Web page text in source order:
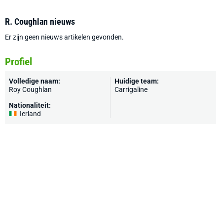
R. Coughlan nieuws
Er zijn geen nieuws artikelen gevonden.
Profiel
Volledige naam:
Roy Coughlan
Nationaliteit:
Ierland
Huidige team:
Carrigaline